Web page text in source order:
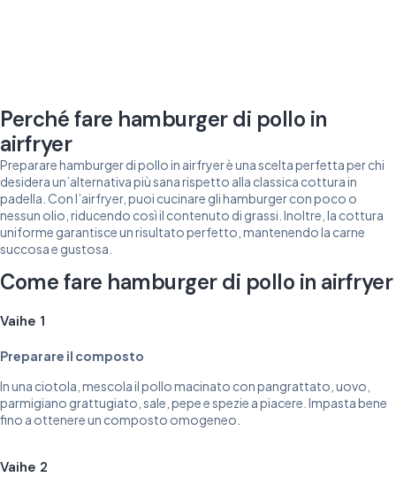
Perché fare hamburger di pollo in
airfryer
Preparare hamburger di pollo in airfryer è una scelta perfetta per chi
desidera un’alternativa più sana rispetto alla classica cottura in
padella. Con l’airfryer, puoi cucinare gli hamburger con poco o
nessun olio, riducendo così il contenuto di grassi. Inoltre, la cottura
uniforme garantisce un risultato perfetto, mantenendo la carne
succosa e gustosa.
Come fare hamburger di pollo in airfryer
Vaihe 1
Preparare il composto
In una ciotola, mescola il pollo macinato con pangrattato, uovo,
parmigiano grattugiato, sale, pepe e spezie a piacere. Impasta bene
fino a ottenere un composto omogeneo.
Vaihe 2